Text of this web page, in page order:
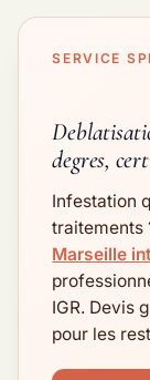
SERVICE
degres,
Infestation
traitements
Marseille
IGR. Devis
pour les